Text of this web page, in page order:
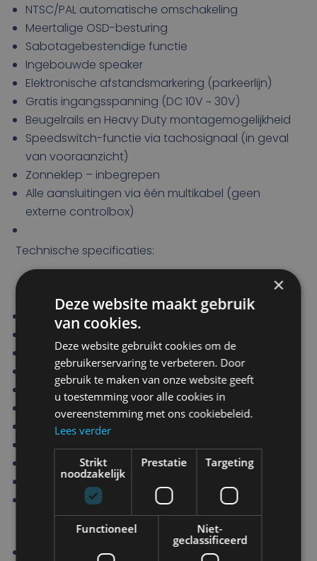
NTSC/PAL automatische omschakeling
Meertalige OSD-besturing
Sabotagebestendige functie
Ingebouwde speaker
Elektronische afstandsmarkering (parkeerlijn)
Gratis ingangsspanning (DC 10V ~ 30V)
Beugelrails en Heavy Duty montagemogelijkheid
Speedswitch-functie via tachosignaal (in geval
van vooraanzicht)
Zonneklep – inbegrepen
Alle aansluitingen via één multikabel (geen
externe controlbox)
Technische specificaties:
Ingangsvermogen: 10V ~ 30V DC
Videosysteem: NTSC, PAL-signaalcompatibel
Paneel: 7" digitaal
Resolutie: 800 RGB(H) x 480(V)
Formaat: 16:9 breed
Helderheid: 500cd/m2
Weergavemodus: enkele
Camera-ingang (3CH): Mini DIN 4P, 1Vp-p 75
Bedrijfstemperatuur: -25 ̊ C ~ 75 ̊ C
Opslagtemperatuur: -30 C ~ 85 ̊ C
Afmetingen en gewicht:
Breedte: 190 mm
×
Deze website maakt gebruik
van cookies.
Deze website gebruikt cookies om de
gebruikerservaring te verbeteren. Door
gebruik te maken van onze website geeft
u toestemming voor alle cookies in
overeenstemming met ons cookiebeleid.
Lees verder
Strikt
noodzakelijk
Prestatie Targeting
Functioneel
Niet-
geclassificeerd